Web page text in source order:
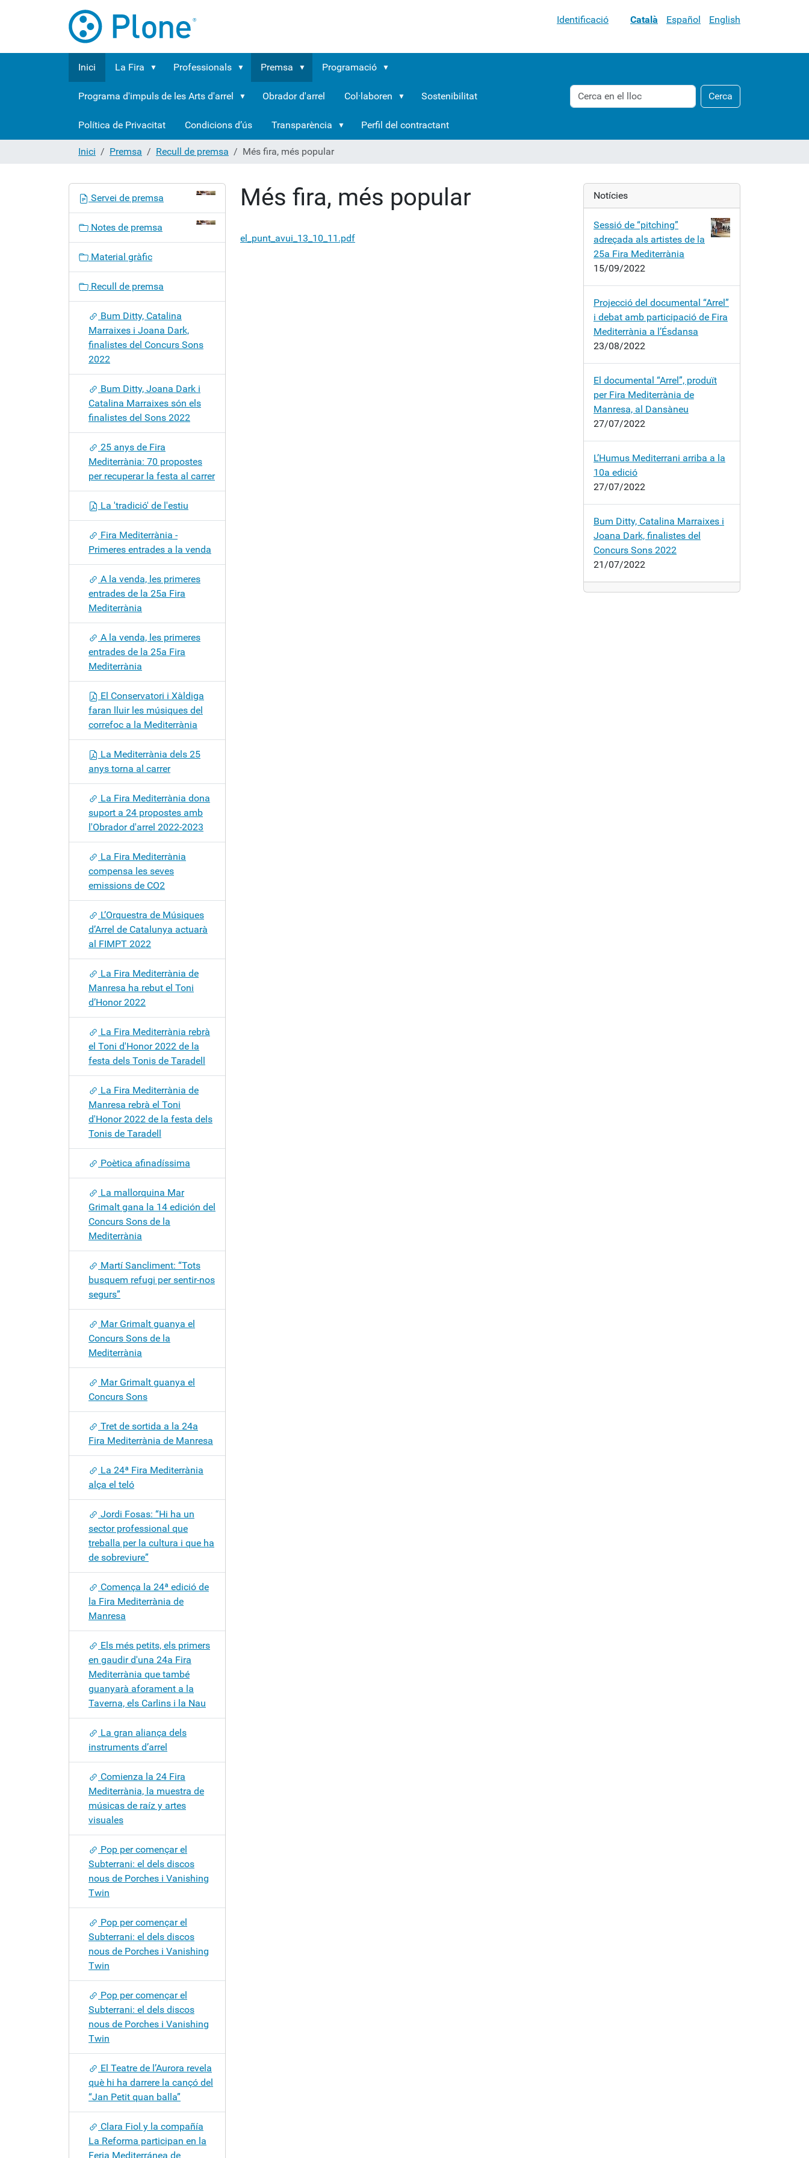
Identificació Català Español English
Inici La Fira Professionals Premsa Programació
Programa d'impuls de les Arts d'arrel Obrador d'arrel Col·laboren Sostenibilitat
Política de Privacitat Condicions d’ús Transparència Perfil del contractant
Cerca Cerca
Cerca
avançada…
Inici Premsa Recull de premsa Més fira, més popular
Més fira, més popular
el_punt_avui_13_10_11.pdf
ó
Servei de premsa
Notes de premsa
Material gràfic
Recull de premsa
Bum Ditty, Catalina
Marraixes i Joana Dark,
finalistes del Concurs Sons
2022
Bum Ditty, Joana Dark i
Catalina Marraixes són els
finalistes del Sons 2022
25 anys de Fira
Mediterrània: 70 propostes
per recuperar la festa al carrer
La 'tradició' de l'estiu
Fira Mediterrània -
Primeres entrades a la venda
A la venda, les primeres
entrades de la 25a Fira
Mediterrània
A la venda, les primeres
entrades de la 25a Fira
Mediterrània
El Conservatori i Xàldiga
faran lluir les músiques del
correfoc a la Mediterrània
La Mediterrània dels 25
anys torna al carrer
La Fira Mediterrània dona
suport a 24 propostes amb
l'Obrador d'arrel 2022-2023
La Fira Mediterrània
compensa les seves
emissions de CO2
L’Orquestra de Músiques
d’Arrel de Catalunya actuarà
al FIMPT 2022
La Fira Mediterrània de
Manresa ha rebut el Toni
d’Honor 2022
La Fira Mediterrània rebrà
el Toni d'Honor 2022 de la
festa dels Tonis de Taradell
La Fira Mediterrània de
Manresa rebrà el Toni
d'Honor 2022 de la festa dels
Tonis de Taradell
Poètica afinadíssima
La mallorquina Mar
Grimalt gana la 14 edición del
Concurs Sons de la
Mediterrània
Martí Sancliment: “Tots
busquem refugi per sentir-nos
segurs”
Mar Grimalt guanya el
Concurs Sons de la
Mediterrània
Mar Grimalt guanya el
Concurs Sons
Tret de sortida a la 24a
Fira Mediterrània de Manresa
La 24ª Fira Mediterrània
alça el teló
Jordi Fosas: “Hi ha un
sector professional que
treballa per la cultura i que ha
de sobreviure”
Comença la 24ª edició de
la Fira Mediterrània de
Manresa
Els més petits, els primers
en gaudir d'una 24a Fira
Mediterrània que també
guanyarà aforament a la
Taverna, els Carlins i la Nau
La gran aliança dels
instruments d’arrel
Comienza la 24 Fira
Mediterrània, la muestra de
músicas de raíz y artes
visuales
Pop per començar el
Subterrani: el dels discos
nous de Porches i Vanishing
Twin
Pop per començar el
Subterrani: el dels discos
nous de Porches i Vanishing
Twin
Pop per començar el
Subterrani: el dels discos
nous de Porches i Vanishing
Twin
El Teatre de l’Aurora revela
què hi ha darrere la cançó del
“Jan Petit quan balla”
Clara Fiol y la compañía
La Reforma participan en la
Feria Mediterránea de
Notícies
Sessió de “pitching”
adreçada als artistes de la
25a Fira Mediterrània
15/09/2022
Projecció del documental “Arrel”
i debat amb participació de Fira
Mediterrània a l’Ésdansa
23/08/2022
El documental “Arrel”, produït
per Fira Mediterrània de
Manresa, al Dansàneu
27/07/2022
L’Humus Mediterrani arriba a la
10a edició
27/07/2022
Bum Ditty, Catalina Marraixes i
Joana Dark, finalistes del
Concurs Sons 2022
21/07/2022